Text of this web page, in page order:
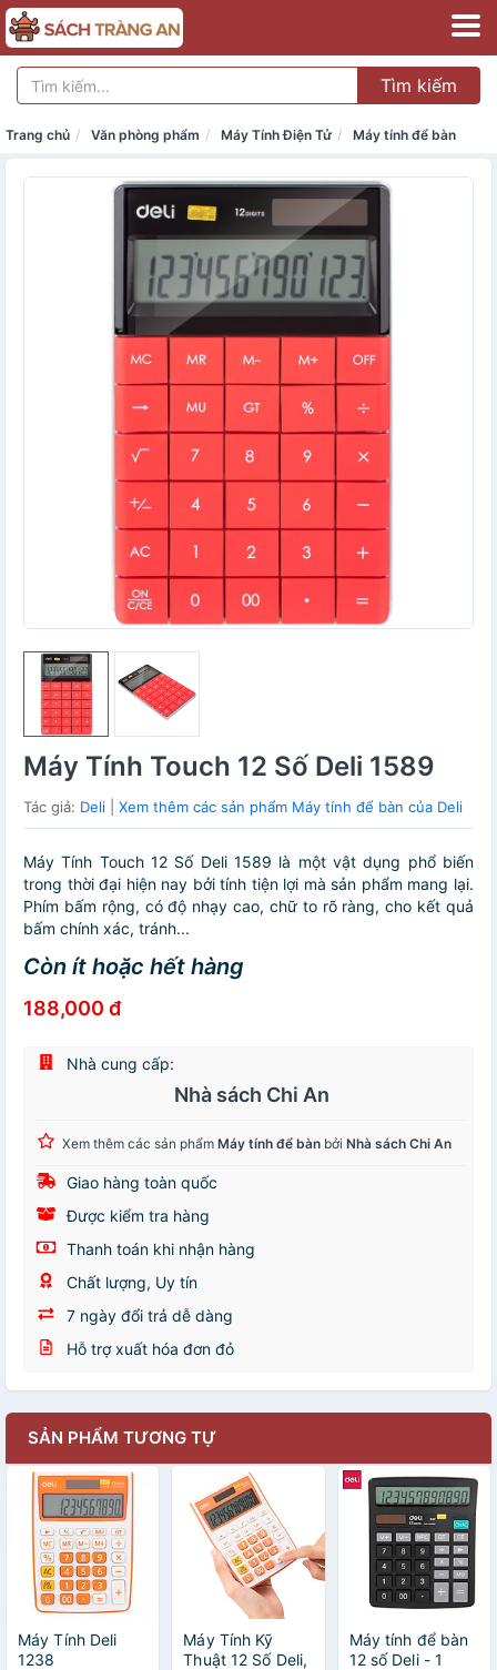
Tìm kiếm
Trang chủ Văn phòng phẩm Máy Tính Điện Tử Máy tính để bàn
Máy Tính Touch 12 Số Deli 1589
Tác giả: Deli Xem thêm các sản phẩm Máy tính để bàn của Deli
Máy Tính Touch 12 Số Deli 1589 là một vật dụng phổ biến
trong thời đại hiện nay bởi tính tiện lợi mà sản phẩm mang lại.
Phím bấm rộng, có độ nhạy cao, chữ to rõ ràng, cho kết quả
bấm chính xác, tránh...
Còn ít hoặc hết hàng
188,000 đ
Nhà cung cấp:
Nhà sách Chi An
Xem thêm các sản phẩm Máy tính để bàn bởi Nhà sách Chi An
Giao hàng toàn quốc
Được kiểm tra hàng
Thanh toán khi nhận hàng
Chất lượng, Uy tín
7 ngày đổi trả dễ dàng
Hỗ trợ xuất hóa đơn đỏ
SẢN PHẨM TƯƠNG TỰ
Máy Tính Deli
1238
Máy Tính Kỹ
Thuật 12 Số Deli,
Máy tính để bàn
12 số Deli - 1